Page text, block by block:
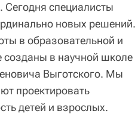
специалисты
новых решений.
в образовательной и
созданы в научной школе
Выготского. Мы
проектировать
детей и взрослых.